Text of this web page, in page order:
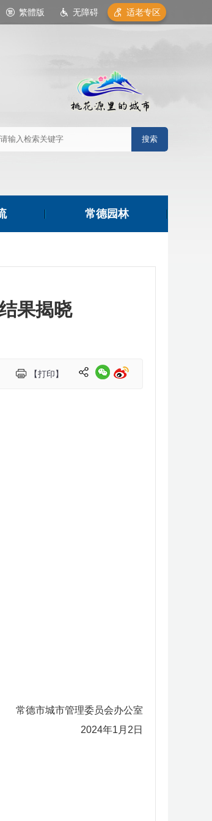
繁體版 无障碍 适老专区
常德园林
果揭晓
【打印】
常德市城市管理委员会办公室
2024年1月2日